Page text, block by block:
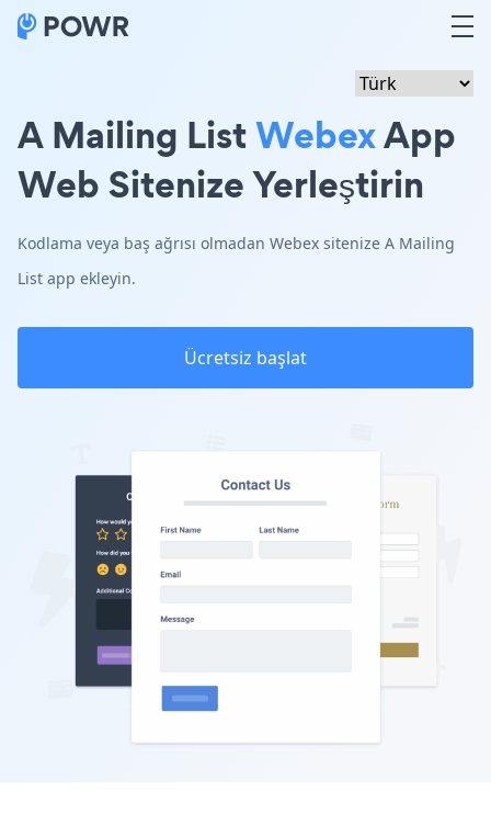
A Mailing ListWebexApp
Web Sitenize Yerleştirin
Kodlama veya baş ağrısı olmadan Webex sitenize A Mailing
List app ekleyin.
Ücretsiz başlat